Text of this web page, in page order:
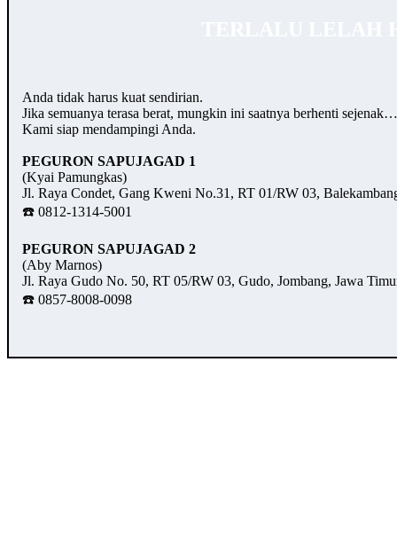
Anda tidak harus kuat sendirian.
Jika semuanya terasa berat, mungkin ini saatnya berhenti
Kami siap mendampingi Anda.
PEGURON SAPUJAGAD 1
(Kyai Pamungkas)
Jl. Raya Condet, Gang Kweni No.31, RT 01/RW 03,
☎️ 0812-1314-5001
PEGURON SAPUJAGAD 2
(Aby Marnos)
Jl. Raya Gudo No. 50, RT 05/RW 03, Gudo, Jombang, Jawa
☎️ 0857-8008-0098